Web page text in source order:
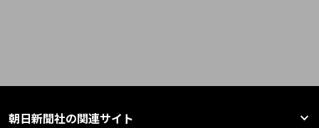
朝日新聞社の関連サイト